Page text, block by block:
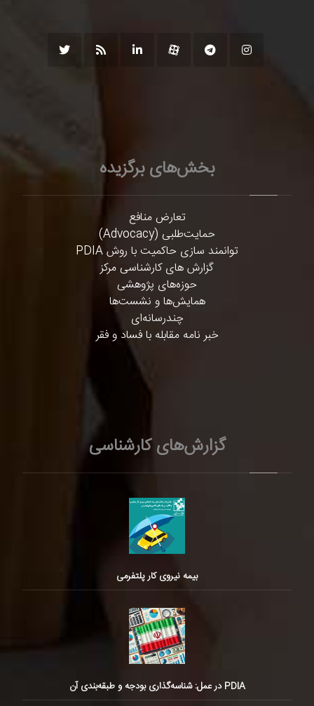
بخش‌های برگزیده
تعارض منافع
حمایت‌طلبی (Advocacy)
توانمند سازی حاکمیت با روش PDIA
گزارش های کارشناسی مرکز
حوزه‌های پژوهشی
همایش‌ها و نشست‌ها
چندرسانه‌ای
خبر نامه مقابله با فساد و فقر
گزارش‌های کارشناسی
بیمه نیروی کار پلتفرمی
PDIA در عمل: شناسه‌گذاری بودجه و طبقه‌بندی آن